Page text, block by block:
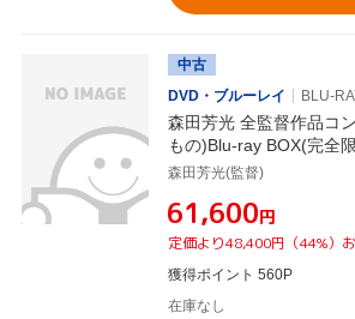
中古
DVD・ブルーレイ
BLU-
森田芳光 全監督作品コ
もの)Blu-ray BOX(完全
森田芳光(監督)
¥61,600円
定価より48,400円（44%）
獲得ポイント 560P
在庫なし